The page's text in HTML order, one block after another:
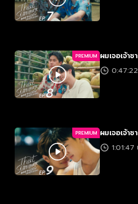
PREMIUM ผมเจอเจ้า
PREMIUM ผมเจอเจ้า
1:01:47